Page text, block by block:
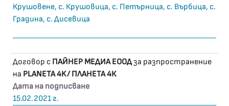
Крушовене, с. Крушовица, с. Петърница, с. Върбица, с.
Градина, с. Дисевица
Договор с ПАЙНЕР МЕДИА ЕООДза разпространение
на PLANETA 4K/ ПЛАНЕТА 4К
Дата на подписване
15.02.2021 г.